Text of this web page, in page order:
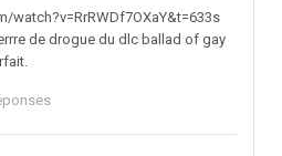
watch?v=RrRWDf7OXaY&t=633s
de drogue du dlc ballad of gay